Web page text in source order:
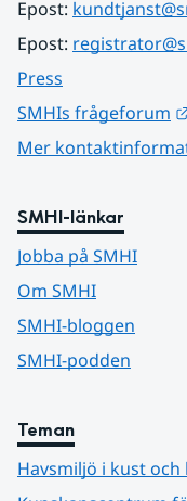
Epost:
Epost:
Press
SMHIs frågeforum
Mer
SMHI-länkar
Jobba på SMHI
Om SMHI
SMHI-bloggen
SMHI-podden
Teman
Havsmiljö i kust och